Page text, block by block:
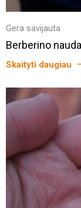
Gera savijauta
Berberino
Skaityti daugiau